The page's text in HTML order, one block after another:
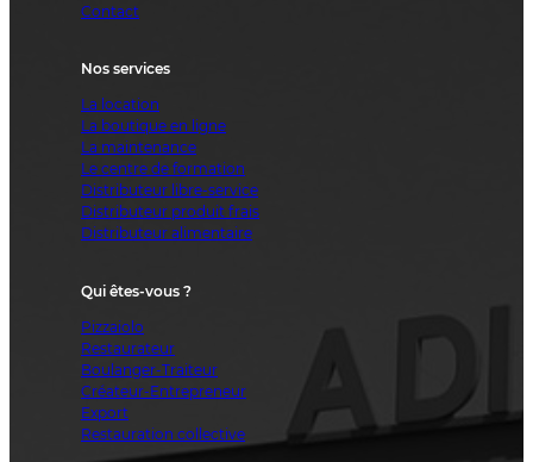
Contact
Nos services
La location
La boutique en ligne
La maintenance
Le centre de formation
Distributeur libre-service
Distributeur produit frais
Distributeur alimentaire
Qui êtes-vous ?
Pizzaiolo
Restaurateur
Boulanger-Traiteur
Créateur-Entrepreneur
Export
Restauration collective